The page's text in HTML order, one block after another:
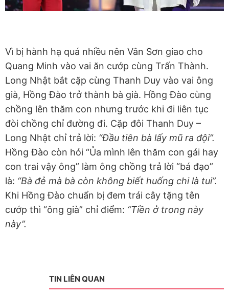
Vì bị hành hạ quá nhiều nên Vân Sơn giao cho
Quang Minh vào vai ăn cướp cùng Trấn Thành.
Long Nhật bắt cặp cùng Thanh Duy vào vai ông
già, Hồng Đào trở thành bà già. Hồng Đào cùng
chồng lên thăm con nhưng trước khi đi liên tục
đòi chồng chỉ đường đi. Cặp đôi Thanh Duy –
Long Nhật chỉ trả lời: “Đầu tiên bà lấy mũ ra đội”.
Hồng Đào còn hỏi “Ủa mình lên thăm con gái hay
con trai vậy ông” làm ông chồng trả lời “bá đạo”
là: “Bà đẻ mà bà còn không biết huống chi là tui”.
Khi Hồng Đào chuẩn bị đem trái cây tặng tên
cướp thì “ông già” chỉ điểm: “Tiền ở trong này
này”.
TIN LIÊN QUAN